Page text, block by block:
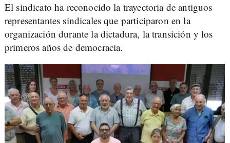
El sindicato ha reconocido la trayectoria de antiguos
representantes sindicales que participaron en la
organización durante la dictadura, la transición y los
primeros años de democracia.